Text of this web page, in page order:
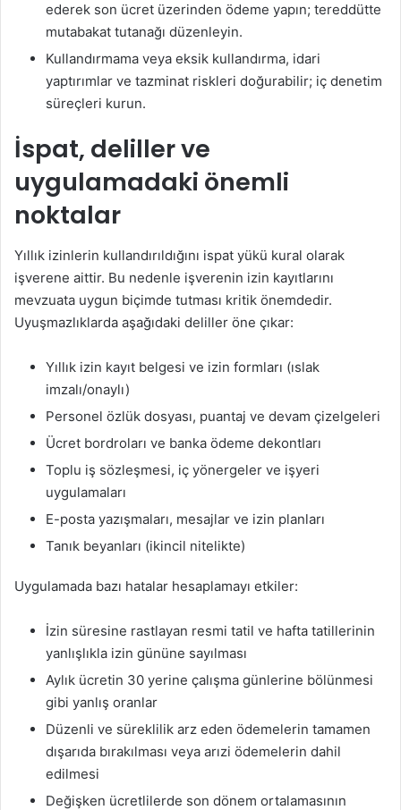
ederek son ücret üzerinden ödeme yapın; tereddütte
mutabakat tutanağı düzenleyin.
Kullandırmama veya eksik kullandırma, idari
yaptırımlar ve tazminat riskleri doğurabilir; iç denetim
süreçleri kurun.
İspat, deliller ve
uygulamadaki önemli
noktalar
Yıllık izinlerin kullandırıldığını ispat yükü kural olarak
işverene aittir. Bu nedenle işverenin izin kayıtlarını
mevzuata uygun biçimde tutması kritik önemdedir.
Uyuşmazlıklarda aşağıdaki deliller öne çıkar:
Yıllık izin kayıt belgesi ve izin formları (ıslak
imzalı/onaylı)
Personel özlük dosyası, puantaj ve devam çizelgeleri
Ücret bordroları ve banka ödeme dekontları
Toplu iş sözleşmesi, iç yönergeler ve işyeri
uygulamaları
E-posta yazışmaları, mesajlar ve izin planları
Tanık beyanları (ikincil nitelikte)
Uygulamada bazı hatalar hesaplamayı etkiler:
İzin süresine rastlayan resmi tatil ve hafta tatillerinin
yanlışlıkla izin gününe sayılması
Aylık ücretin 30 yerine çalışma günlerine bölünmesi
gibi yanlış oranlar
Düzenli ve süreklilik arz eden ödemelerin tamamen
dışarıda bırakılması veya arızi ödemelerin dahil
edilmesi
Değişken ücretlilerde son dönem ortalamasının